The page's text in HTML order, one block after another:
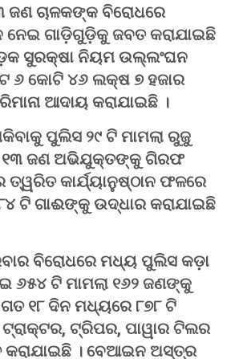
ଜଣ ଚାଳକଙ୍କ ବିରୋଧରେ
ନେଇ ଗାଡ଼ିଗୁଡ଼ିକୁ ଜବତ କରାଯାଇଛି
ସୁରକ୍ଷା ନିୟମ ଉଲ୍ଲଂଘନ
୬ କୋଟି ୪୬ ଲକ୍ଷ ୭ ହଜାର
ଆଦାୟ କରାଯାଇଛି ।
ପୁଲିସ ୨୯ ଟି ମାମଲା ରୁଜୁ
୧୩ ଜଣ ଅଭିଯୁକ୍ତଙ୍କୁ ଗିରଫ
କାର୍ଯ୍ୟାନୁଷ୍ଠାନ ଫଳରେ
ଟି ଗାଈଙ୍କୁ ଉଦ୍ଧାର କରାଯାଇଛି
ବିରୋଧରେ ମଧ୍ୟ ପୁଲିସ କଡ଼ା
୬୫୪ ଟି ମାମଲା ୧୬୨ ଜଣଙ୍କୁ
୧୮ ଦିନ ମଧ୍ୟରେ ୮୭୮ ଟି
ଟ୍ରାକ୍ଟର, ଟ୍ରିପର, ପାୱାର ଟିଲର
କରାଯାଇଛି । ବେଆଇନ ଅସ୍ତ୍ର